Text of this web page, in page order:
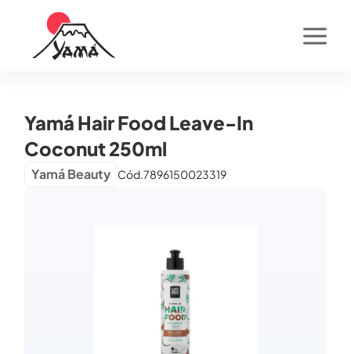
Yamá Hair Food Leave-In
Coconut 250ml
Yamá Beauty Cód.7896150023319